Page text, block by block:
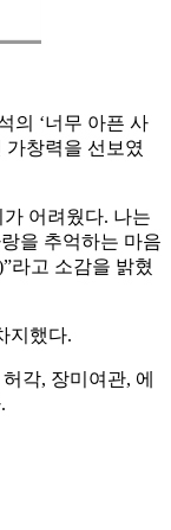
의 ‘너무 아픈 사
가창력을 선보였
어려웠다. 나는
을 추억하는 마음
라고 소감을 밝혔
지했다.
각, 장미여관, 에